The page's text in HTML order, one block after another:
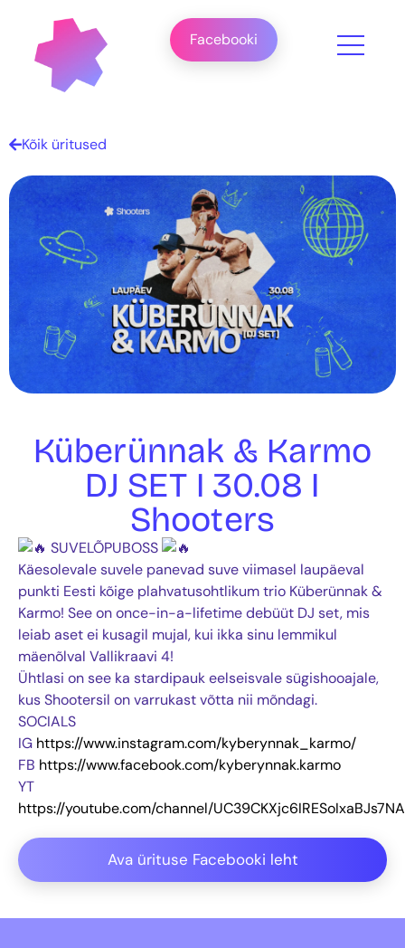
Facebooki
Kõik üritused
Küberünnak & Karmo
DJ SET I 30.08 I
Shooters
SUVELÕPUBOSS
Käesolevale suvele panevad suve viimasel laupäeval
punkti Eesti kõige plahvatusohtlikum trio Küberünnak &
Karmo! See on once-in-a-lifetime debüüt DJ set, mis
leiab aset ei kusagil mujal, kui ikka sinu lemmikul
mäenõlval Vallikraavi 4!
Ühtlasi on see ka stardipauk eelseisvale sügishooajale,
kus Shootersil on varrukast võtta nii mõndagi.
SOCIALS
IG https://www.instagram.com/kyberynnak_karmo/
FB https://www.facebook.com/kyberynnak.karmo
YT
https://youtube.com/channel/
Ava ürituse Facebooki leht